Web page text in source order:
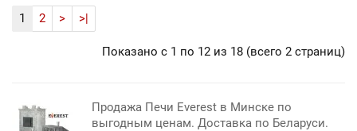
1 2 > >|
Показано с 1 по 12 из 18 (всего 2 страниц)
Продажа Печи Everest в Минске по
выгодным ценам. Доставка по Беларуси.